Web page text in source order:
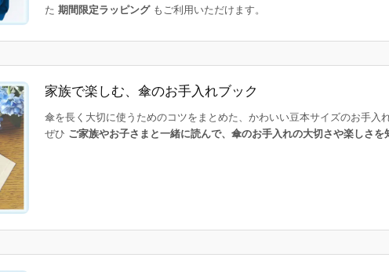
た 期間限定ラッピングもご利用いただけます。
家族で楽しむ、傘のお手入れブック
傘を長く大切に使うためのコツをまとめた、かわいい豆本サイズのお手入
ぜひ ご家族やお子さまと一緒に読んで、傘のお手入れの大切さや楽しさ